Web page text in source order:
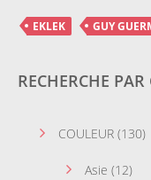
EKLEK GUY
RECHERCHE PAR
COULEUR (130)
Asie (12)